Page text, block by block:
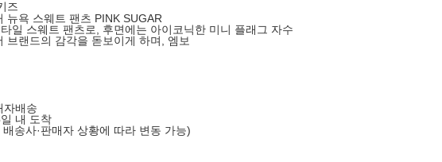
즈
뉴욕 스웨트 팬츠 PINK SUGAR
일 스웨트 팬츠로, 후면에는 아이코닉한 미니 플래그 자수
브랜드의 감각을 돋보이게 하며, 엠보
자배송
내 도착
배송사·판매자 상황에 따라 변동 가능)